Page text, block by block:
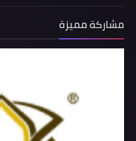
مشاركة مميزة